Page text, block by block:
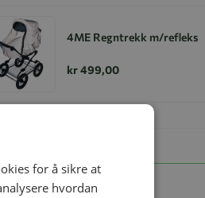
4ME Regntrekk m/refleks
kr 499,00
for å sikre at
hvordan